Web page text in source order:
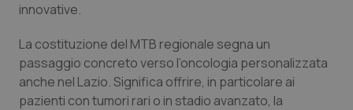
Sangue & coagulazione
Tiroide
Tumore al seno
innovative.
La costituzione del MTB regionale segna un
passaggio concreto verso l’oncologia personalizzata
anche nel Lazio. Significa offrire, in particolare ai
pazienti con tumori rari o in stadio avanzato, la